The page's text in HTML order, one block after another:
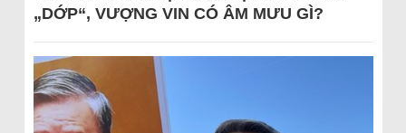
„DỚP“, VƯỢNG VIN CÓ ÂM MƯU GÌ?